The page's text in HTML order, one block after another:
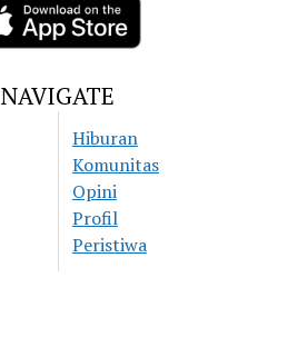
NAVIGATE
Hiburan
Komunitas
Opini
Profil
Peristiwa